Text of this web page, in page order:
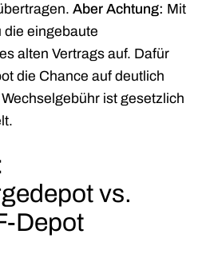
Aber Achtung: Mit
die eingebaute
alten Vertrags auf. Dafür
die Chance auf deutlich
ist gesetzlich
vs.
Depot